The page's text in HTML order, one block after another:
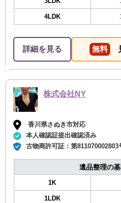
4LDK
詳細を見る 無料
株式会社NY
香川県さぬき市対応
本人確認証提出確認済み
古物商許可証：第811070002803
遺品整理の
1K
1LDK